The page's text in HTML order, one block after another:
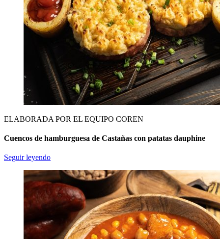
ELABORADA POR EL EQUIPO COREN
Cuencos de hamburguesa de Castañas con patatas dauphine
Seguir leyendo